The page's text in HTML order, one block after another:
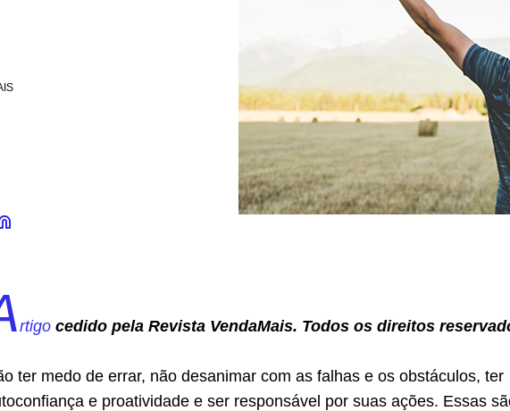
rtigo cedido pela Revista VendaMais. Todos os direitos
ter medo de errar, não desanimar com as falhas e os obstáculos, ter
e proatividade e ser responsável por suas ações. Essas